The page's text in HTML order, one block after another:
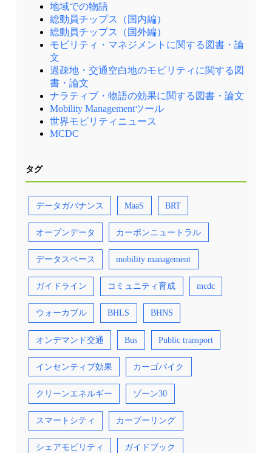
地域での物語
総動員チップス（国内編）
総動員チップス（国外編）
モビリティ・マネジメントに関する図書・論
文
過疎地・交通空白地のモビリティに関する図
書・論文
ナラティブ・物語の効果に関する図書・論文
Mobility Managementツール
世界モビリティニュース
MCDC
タグ
データガバナンス MaaS BRT
オープンデータ カーボンニュートラル
データスペース mobility management
ガイドライン コミュニティ育成 mcdc
ウォーカブル BHLS BHNS
オンデマンド交通 Bus Public transport
インセンティブ効果 カーゴバイク
クリーンエネルギー ゾーン30
スマートシティ カープーリング
シェアモビリティ ガイドブック